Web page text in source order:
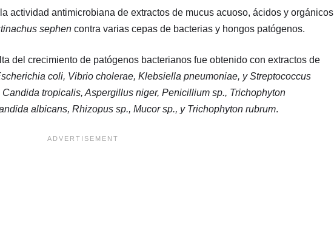
actividad antimicrobiana de extractos de mucus acuoso, ácidos y orgánicos
sephen contra varias cepas de bacterias y hongos patógenos.
del crecimiento de patógenos bacterianos fue obtenido con extractos de
coli, Vibrio cholerae, Klebsiella pneumoniae, y Streptococcus
Candida tropicalis, Aspergillus niger, Penicillium sp., Trichophyton
albicans, Rhizopus sp., Mucor sp., y Trichophyton rubrum.